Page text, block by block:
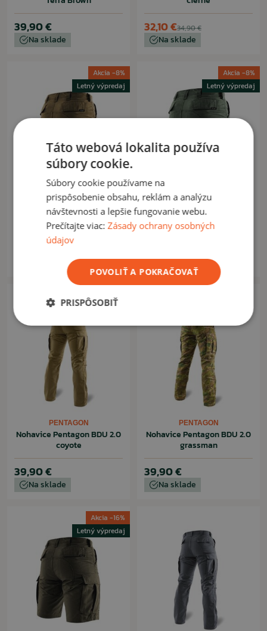
39,90 €
Na sklade
34,90 €
32,10 €
Na sklade
Akcia -8%
Letný výpredaj
PENTAGON
Kraťasy Pentagon BDU 2.0
coyote
Akcia -8%
Letný výpredaj
PENTAGON
Kraťasy Pentagon BDU 2.0
olive drab
Na sklade
PENTAGON
Nohavice Pentagon BDU 2.0
coyote
39,90 €
Na sklade
PENTAGON
Nohavice Pentagon BDU 2.0
grassman
39,90 €
Na sklade
Akcia -16%
Letný výpredaj
Táto webová lokalita používa
súbory cookie.
Súbory cookie používame na
prispôsobenie obsahu, reklám a analýzu
návštevnosti a lepšie fungovanie webu.
Prečítajte viac:Zásady ochrany osobných
údajov
POVOLIŤ A POKRAČOVAŤ
PRISPÔSOBIŤ